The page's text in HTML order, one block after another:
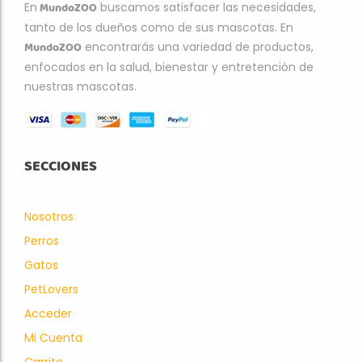
En MundoZOO buscamos satisfacer las necesidades,
tanto de los dueños como de sus mascotas. En
MundoZOO encontrarás una variedad de productos,
enfocados en la salud, bienestar y entretención de
nuestras mascotas.
SECCIONES
Nosotros
Perros
Gatos
PetLovers
Acceder
Mi Cuenta